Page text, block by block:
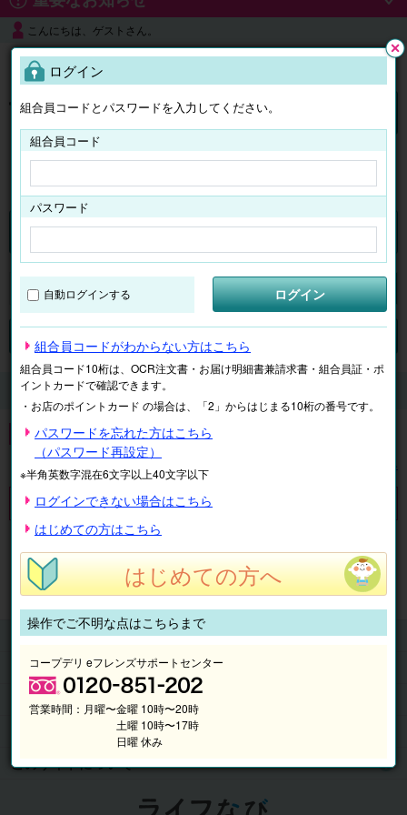
こんにちは、ゲストさん。
よくある質問
ログイン
くらしのサービス マイページ
検索
くらしのサービス 子ども学習
子ども学習
対象の商品がありません。
マイページ 注文履歴
会員情報
抽選結果
請求内容
チケット
くらしのサービス
このサイトの使い方
このサイトについて
ログイン
組合員コードとパスワードを入力してください。
組合員コード
パスワード
自動ログインする ログイン
組合員コードがわからない方はこちら
組合員コード10桁は、OCR注文書・お届け明細書兼請求書・組合員証・ポ
イントカードで確認できます。
・お店のポイントカード の場合は、「2」からはじまる10桁の番号です。
パスワードを忘れた方はこちら
（パスワード再設定）
※半角英数字混在6文字以上40文字以下
ログインできない場合はこちら
はじめての方はこちら
はじめての方へ
操作でご不明な点はこちらまで
コープデリ eフレンズサポートセンター
営業時間： 月曜〜金曜 10時〜20時
土曜 10時〜17時
日曜 休み